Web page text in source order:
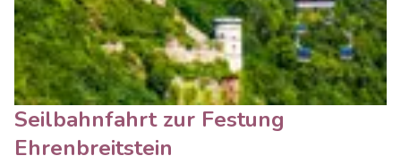
Seilbahnfahrt zur Festung
Ehrenbreitstein